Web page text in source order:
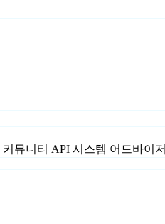
커뮤니티 API 시스템 어드바이저